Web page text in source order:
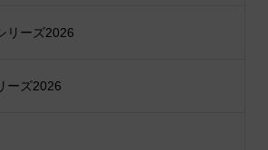
リーズ2026
ーズ2026